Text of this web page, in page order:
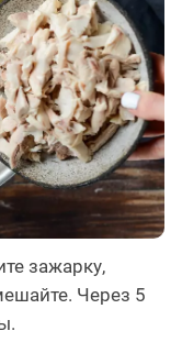
зажарку,
Через 5